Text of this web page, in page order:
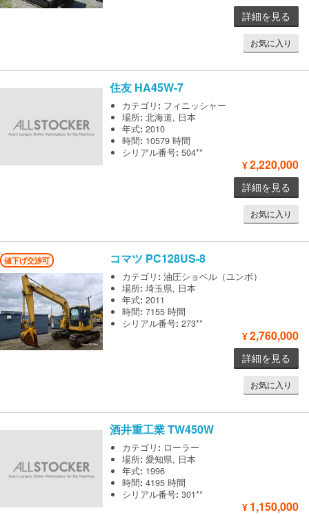
詳細を見る
お気に入り
住友 HA45W-7
カテゴリ : フィニッシャー
場所:北海道, 日本
年式:2010
時間: 10579 時間
シリアル番号:504**
¥2,220,000
詳細を見る
お気に入り
値下げ交渉可 コマツ PC128US-8
カテゴリ :油圧ショベル（ユンボ）
場所:埼玉県, 日本
年式:2011
時間:7155 時間
シリアル番号:273**
¥2,760,000
詳細を見る
お気に入り
酒井重工業TW450W
カテゴリ : ローラー
場所:愛知県, 日本
年式: 1996
時間:4195 時間
シリアル番号:301**
¥ 1,150,000